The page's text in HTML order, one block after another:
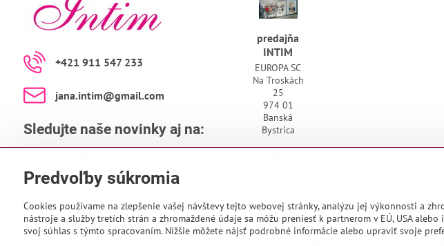
+421 911 547 233
jana​.intim​@gmail​.com
Sledujte naše novinky aj na:
predajňa
INTIM
EUROPA SC
Na Troskách
25
974 01
Banská
Bystrica
Predvoľby súkromia
Cookies používame na zlepšenie vašej návštevy tejto webovej stránky, analýzu jej výkonnosti a
nástroje a služby tretích strán a zhromaždené údaje sa môžu preniesť k partnerom v EÚ, USA
svoj súhlas s týmto spracovaním. Nižšie môžete nájsť podrobné informácie alebo upraviť svoje